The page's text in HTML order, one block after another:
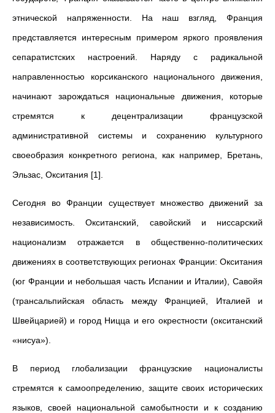
этнической напряженности. На наш взгляд, Франция
представляется интересным примером яркого проявления
сепаратистских настроений. Наряду с радикальной
направленностью корсиканского национального движения,
начинают зарождаться национальные движения, которые
стремятся к децентрализации французской
административной системы и сохранению культурного
своеобразия конкретного региона, как например, Бретань,
Эльзас, Окситания [1].
Сегодня во Франции существует множество движений за
независимость. Окситанский, савойский и ниссарский
национализм отражается в общественно-политических
движениях в соответствующих регионах Франции: Окситания
(юг Франции и небольшая часть Испании и Италии), Савойя
(трансальпийская область между Францией, Италией и
Швейцарией) и город Ницца и его окрестности (окситанский
«нисуа»).
В период глобализации французские националисты
стремятся к самоопределению, защите своих исторических
языков, своей национальной самобытности и к созданию